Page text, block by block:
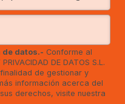
de datos.- Conforme al
DE DATOS S.L.
de gestionar y
información acerca del
derechos, visite nuestra